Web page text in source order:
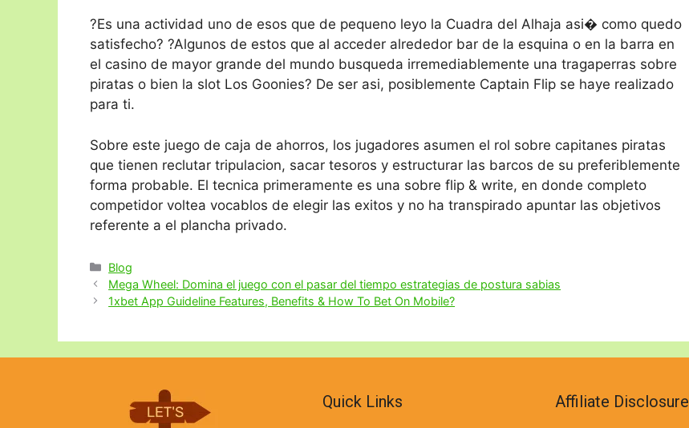
?Es una actividad uno de esos que de pequeno leyo la Cuadra del Alhaja asi� como quedo
satisfecho? ?Algunos de estos que al acceder alrededor bar de la esquina o en la barra en
el casino de mayor grande del mundo busqueda irremediablemente una tragaperras sobre
piratas o bien la slot Los Goonies? De ser asi, posiblemente Captain Flip se haye realizado
para ti.
Sobre este juego de caja de ahorros, los jugadores asumen el rol sobre capitanes piratas
que tienen reclutar tripulacion, sacar tesoros y estructurar las barcos de su preferiblemente
forma probable. El tecnica primeramente es una sobre flip & write, en donde completo
competidor voltea vocablos de elegir las exitos y no ha transpirado apuntar las objetivos
referente a el plancha privado.
Categories
Blog
Mega Wheel: Domina el juego con el pasar del tiempo estrategias de postura sabias
1xbet App Guideline Features, Benefits & How To Bet On Mobile?
Quick Links Affiliate Disclosure